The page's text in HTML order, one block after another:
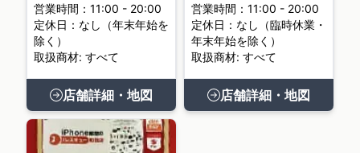
営業時間：11:00 - 20:00
定休日：なし（年末年始を
除く）
取扱商材: すべて
店舗詳細・地図
営業時間：11:00 - 20:00
定休日：なし（臨時休業・
年末年始を除く）
取扱商材: すべて
店舗詳細・地図